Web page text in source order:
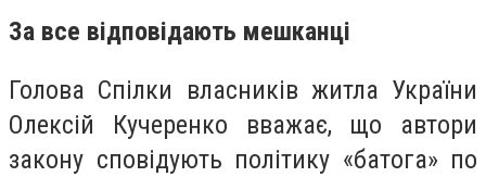
За все відповідають мешканці
Голова Спілки власників житла України
Олексій Кучеренко вважає, що автори
закону сповідують політику «батога» по